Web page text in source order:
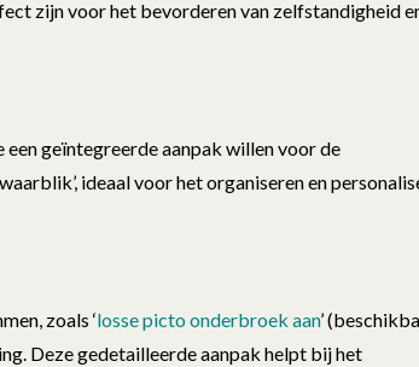
zijn voor het bevorderen van zelfstandigheid
een geïntegreerde aanpak willen voor de
ideaal voor het organiseren en
zoals ‘losse picto onderbroek aan’
Deze gedetailleerde aanpak helpt bij het